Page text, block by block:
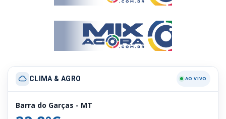
CLIMA & AGRO AO VIVO
Barra do Garças - MT